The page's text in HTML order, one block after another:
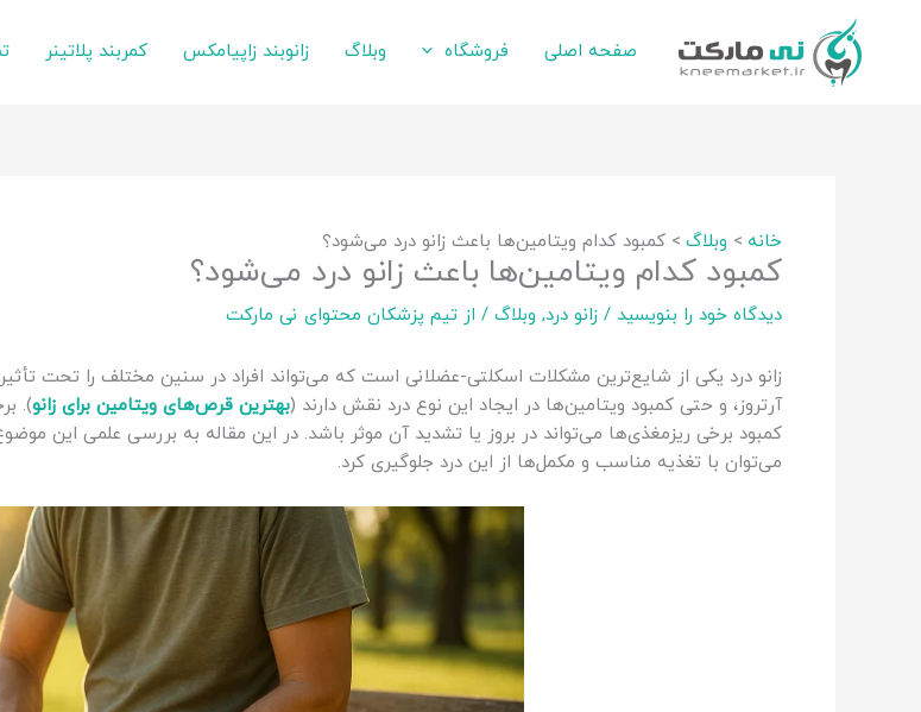
صفحه اصلی فروشگاه وبلاگ زانوبند زاپیامکس کمربند پلاتینر
خانه وبلاگ کمبود کدام ویتامین‌ها باعث زانو درد می‌شود؟
کمبود کدام ویتامین‌ها باعث زانو درد می‌شود؟
دیدگاه‌ خود را بنویسید / زانو درد, وبلاگ / از تیم پزشکان محتوای نی مارکت
زانو درد یکی از شایع‌ترین مشکلات اسکلتی-عضلانی است که می‌تواند افراد در سنین مختلف را تحت
آرتروز، و حتی کمبود ویتامین‌ها در ایجاد این نوع درد نقش دارند (بهترین قرص‌های ویتامین برای زانو).
کمبود برخی ریزمغذی‌ها می‌تواند در بروز یا تشدید آن موثر باشد. در این مقاله به بررسی علمی این
می‌توان با تغذیه مناسب و مکمل‌ها از این درد جلوگیری کرد.